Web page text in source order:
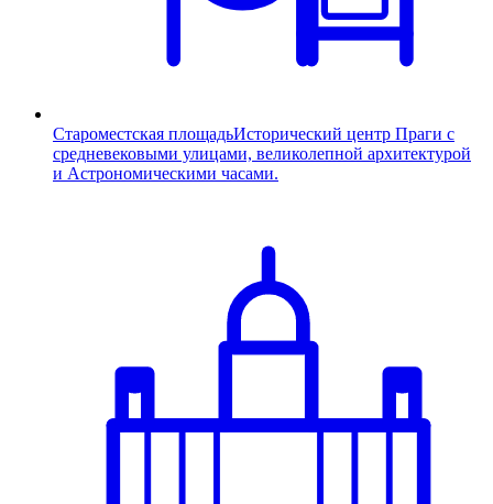
Староместская площадьИсторический центр Праги с
средневековыми улицами, великолепной архитектурой
и Астрономическими часами.